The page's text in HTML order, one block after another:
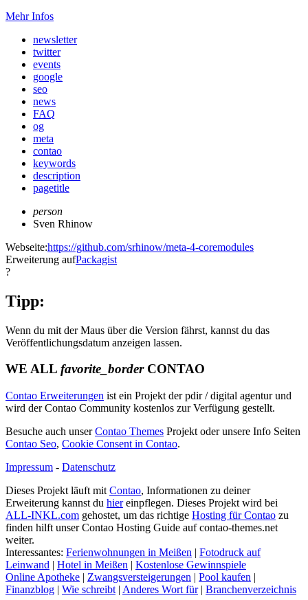
Mehr Infos
newsletter
twitter
events
google
seo
news
FAQ
og
meta
contao
keywords
description
pagetitle
person
Sven Rhinow
Webseite:https://github.com/srhinow/meta-4-coremodules
Erweiterung aufPackagist
?
Tipp:
Wenn du mit der Maus über die Version fährst, kannst du das
Veröffentlichungsdatum anzeigen lassen.
WE ALL favorite_borderCONTAO
Contao Erweiterungen ist ein Projekt der pdir / digital agentur und
wird der Contao Community kostenlos zur Verfügung gestellt.
Besuche auch unserContao Themes Projekt oder unsere Info Seiten
Contao Seo, Cookie Consent in Contao.
Impressum - Datenschutz
Dieses Projekt läuft mit Contao, Informationen zu deiner
Erweiterung kannst du hiereinpflegen. Dieses Projekt wird bei
ALL-INKL.com gehostet, um das richtige Hosting für Contao zu
finden hilft unser Contao Hosting Guide auf contao-themes.net
weiter.
Interessantes: Ferienwohnungen in Meißen | Fotodruck auf
Leinwand | Hotel in Meißen | Kostenlose Gewinnspiele
Online Apotheke | Zwangsversteigerungen | Pool kaufen |
Finanzblog | Wie schreibt | Anderes Wort für| Branchenverzeichnis